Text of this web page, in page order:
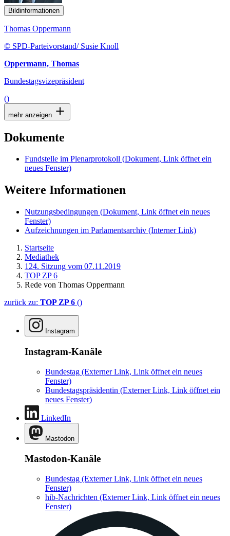
Bildinformationen
Thomas Oppermann
© SPD-Parteivorstand/ Susie Knoll
Oppermann, Thomas
Bundestagsvizepräsident
()
mehr anzeigen
Dokumente
Fundstelle im Plenarprotokoll (Dokument, Link öffnet ein
neues Fenster)
Weitere Informationen
Nutzungsbedingungen (Dokument, Link öffnet ein neues
Fenster)
Aufzeichnungen im Parlamentsarchiv (Interner Link)
Startseite
Mediathek
124. Sitzung vom 07.11.2019
TOP ZP 6
Rede von Thomas Oppermann
zurück zu: TOP ZP 6 ()
Instagram
Instagram-Kanäle
Bundestag (Externer Link, Link öffnet ein neues
Fenster)
Bundestagspräsidentin (Externer Link, Link öffnet ein
neues Fenster)
LinkedIn
Mastodon
Mastodon-Kanäle
Bundestag (Externer Link, Link öffnet ein neues
Fenster)
hib-Nachrichten (Externer Link, Link öffnet ein neues
Fenster)